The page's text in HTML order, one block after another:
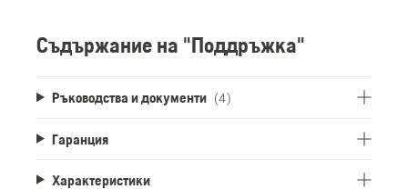
Съдържание на "Поддръжка"
Ръководства и документи (4)
Гаранция
Характеристики